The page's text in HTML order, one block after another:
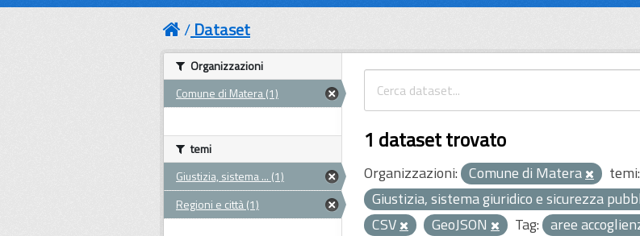
Dataset
1 dataset trovato
Organizzazioni: Comune di Matera temi:
Giustizia, sistema giuridico e sicurezza
CSV
GeoJSON Tag: aree
Organizzazioni
Comune di Matera (1)
temi
Giustizia, sistema ... (1)
Regioni e città (1)